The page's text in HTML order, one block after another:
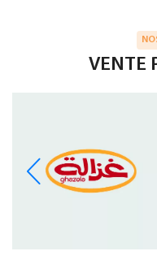
VENTE